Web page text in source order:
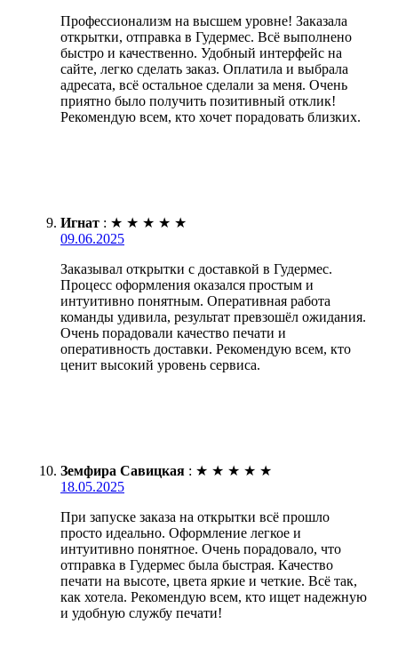
Профессионализм на высшем уровне! Заказала
открытки, отправка в Гудермес. Всё выполнено
быстро и качественно. Удобный интерфейс на
сайте, легко сделать заказ. Оплатила и выбрала
адресата, всё остальное сделали за меня. Очень
приятно было получить позитивный отклик!
Рекомендую всем, кто хочет порадовать близких.
Игнат : ★ ★ ★ ★ ★
09.06.2025
Заказывал открытки с доставкой в Гудермес.
Процесс оформления оказался простым и
интуитивно понятным. Оперативная работа
команды удивила, результат превзошёл ожидания.
Очень порадовали качество печати и
оперативность доставки. Рекомендую всем, кто
ценит высокий уровень сервиса.
Земфира Савицкая : ★ ★ ★ ★ ★
18.05.2025
При запуске заказа на открытки всё прошло
просто идеально. Оформление легкое и
интуитивно понятное. Очень порадовало, что
отправка в Гудермес была быстрая. Качество
печати на высоте, цвета яркие и четкие. Всё так,
как хотела. Рекомендую всем, кто ищет надежную
и удобную службу печати!